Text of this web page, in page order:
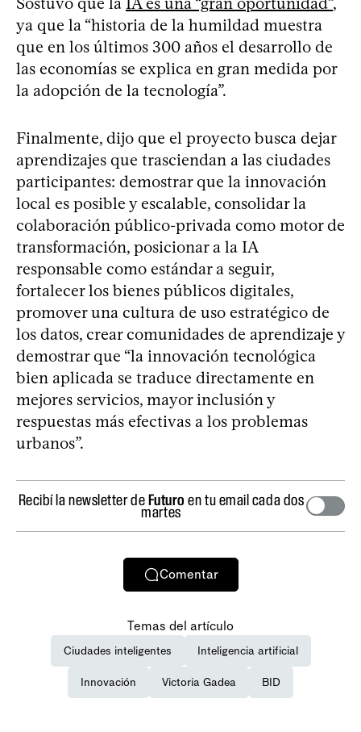
ya que la “historia de la humildad muestra
que en los últimos 300 años el desarrollo de
las economías se explica en gran medida por
la adopción de la tecnología”.
Finalmente, dijo que el proyecto busca dejar
aprendizajes que trasciendan a las ciudades
participantes: demostrar que la innovación
local es posible y escalable, consolidar la
colaboración público-privada como motor de
transformación, posicionar a la IA
responsable como estándar a seguir,
fortalecer los bienes públicos digitales,
promover una cultura de uso estratégico de
los datos, crear comunidades de aprendizaje y
demostrar que “la innovación tecnológica
bien aplicada se traduce directamente en
mejores servicios, mayor inclusión y
respuestas más efectivas a los problemas
urbanos”.
Recibí la newsletter deFuturo en tu email cada dos
martes
Comentar
Temas del artículo
Ciudades inteligentes Inteligencia artificial
Innovación Victoria Gadea BID